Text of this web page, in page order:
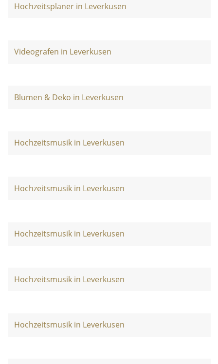
Hochzeitsplaner in Leverkusen
Videografen in Leverkusen
Blumen & Deko in Leverkusen
Hochzeitsmusik in Leverkusen
Hochzeitsmusik in Leverkusen
Hochzeitsmusik in Leverkusen
Hochzeitsmusik in Leverkusen
Hochzeitsmusik in Leverkusen